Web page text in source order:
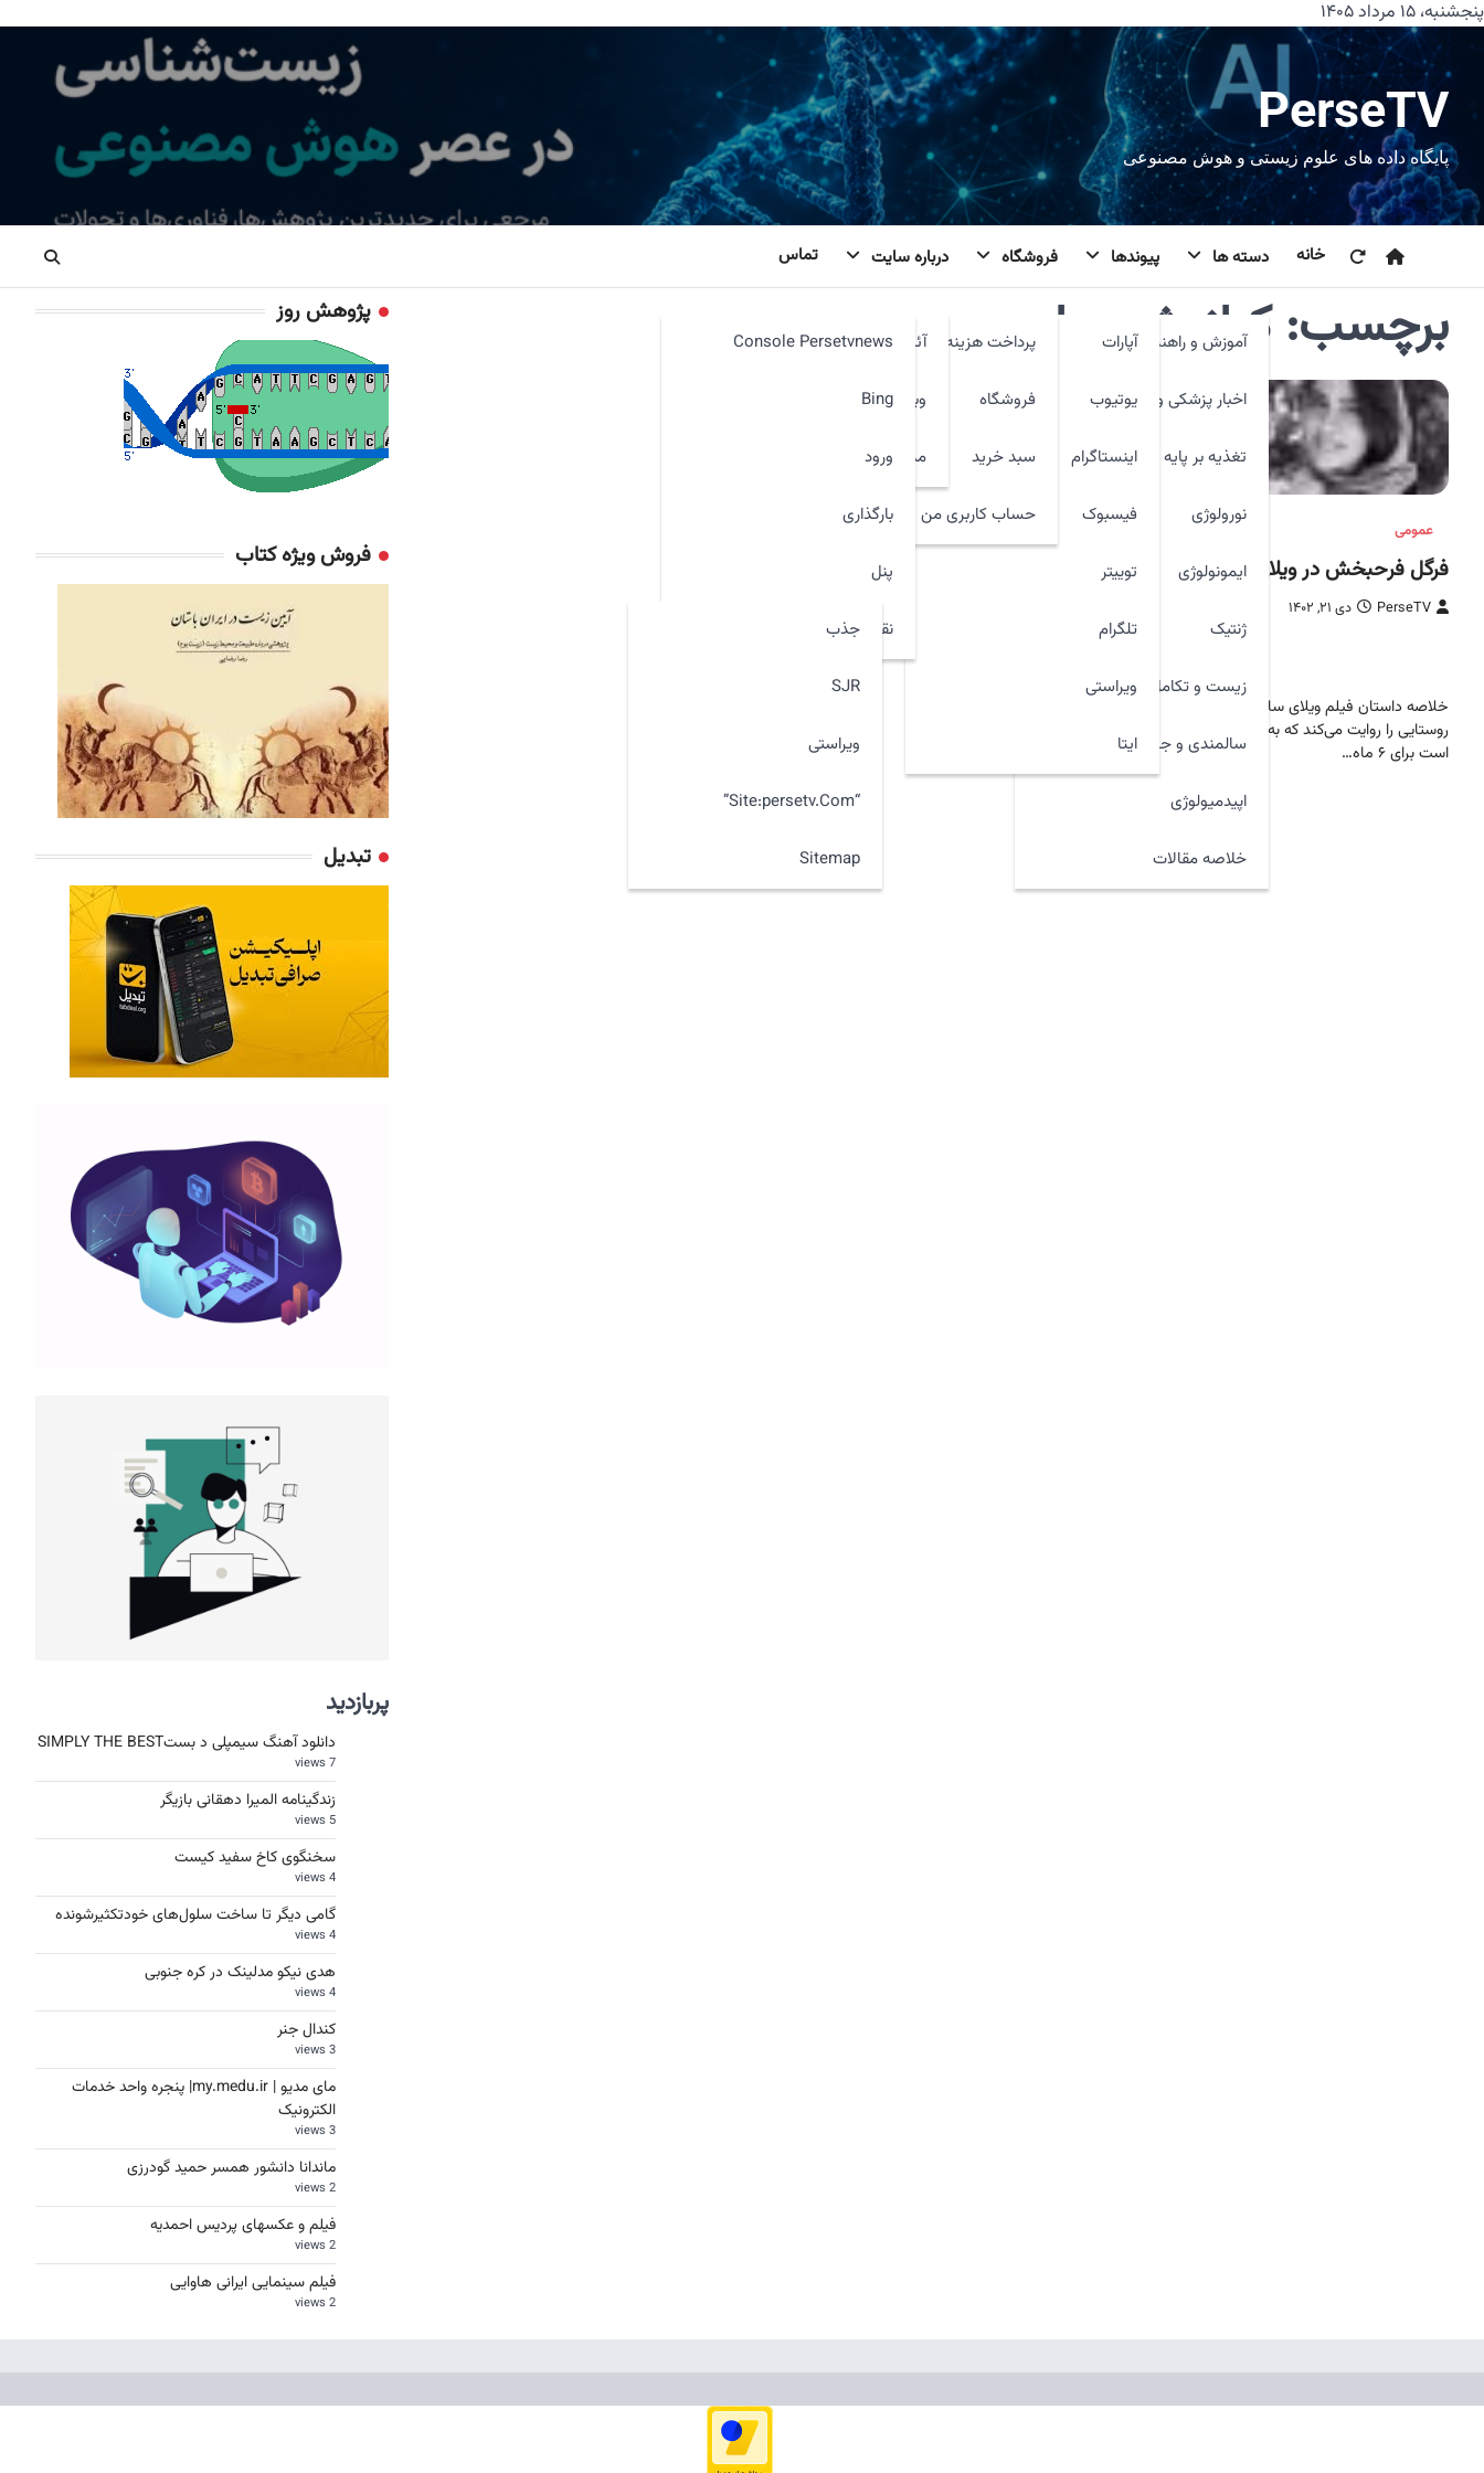
پرش
محتوا
پنجشنبه، ۱۵ مرداد ۱۴۰۵
PerseTV
پایگاه داده های علوم زیستی و هوش مصنوعی
خانه دسته ها
آموزش و راهنما
اخبار پزشکی و فنآوری
تغذیه بر پایه شواهد
نورولوژی
ایمونولوژی
ژنتیک
زیست و تکامل
سالمندی و جوان سازی
اپیدمیولوژی
خلاصه مقالات
پیوندها
آپارات
یوتیوب
اینستاگرام
فیسبوک
توییتر
تلگرام
ویراستی
ایتا
فروشگاه
پرداخت هزینه
فروشگاه
سبد خرید
حساب کاربری من
درباره سایت
آئین نامهConsole Persetvnews
Bing
ورود
بارگذاری
پنل
نقشه سایت
جذب
SJR
ویراستی
“site:persetv.com”
Sitemap
وبمیل
مدیر سایت
تماس
برچسب:کیانوش عیاری
عمومی
فرگل فرحبخش در ویلای ساحلی
PerseTV دی ۲۱, ۱۴۰۲
خلاصه داستان فیلم ویلای ساحلی داستان خانواده‌ای
روستایی را روایت می‌کند که به عنوان سرایدار قرار
است برای ۶ ماه…
پژوهش روز
فروش ویژه کتاب
تبدیل
پربازدید
دانلود آهنگ سیمپلی د بستSIMPLY THE BEST
7 views
زندگینامه المیرا دهقانی بازیگر
5 views
سخنگوی کاخ سفید کیست
4 views
گامی دیگر تا ساخت سلول‌های خودتکثیرشونده
4 views
هدی نیکو مدلینک در کره جنوبی
4 views
کندال جنر
3 views
مای مدیو | my.medu.ir| پنجره واحد خدمات
الکترونیک
3 views
ماندانا دانشور همسر حمید گودرزی
2 views
فیلم و عکسهای پردیس احمدیه
2 views
فیلم سینمایی ایرانی هاوایی
2 views